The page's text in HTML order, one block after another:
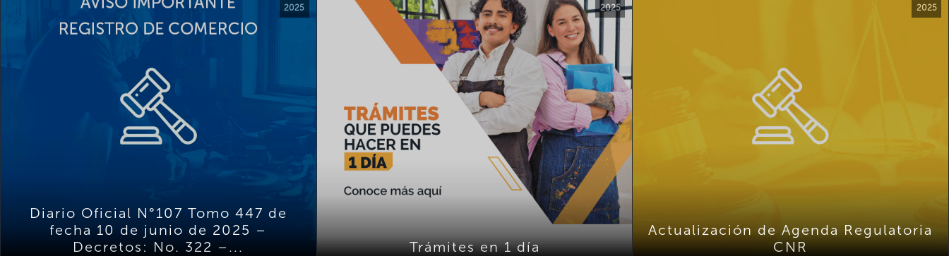
2025
Diario Oficial N°107 Tomo 447 de
fecha 10 de junio de 2025 –
Decretos: No. 322 –...
2025
Trámites en 1 día
2025
Actualización de Agenda Regulatoria
CNR